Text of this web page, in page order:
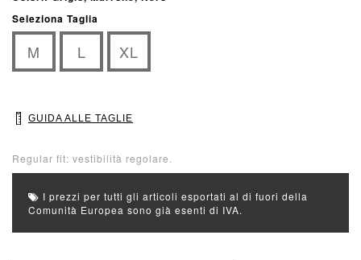
Seleziona Taglia
M L XL
GUIDA ALLE TAGLIE
Regular fit: vestibilità regolare.
I prezzi per tutti gli articoli esportati al di fuori della
Comunità Europea sono già esenti di IVA.